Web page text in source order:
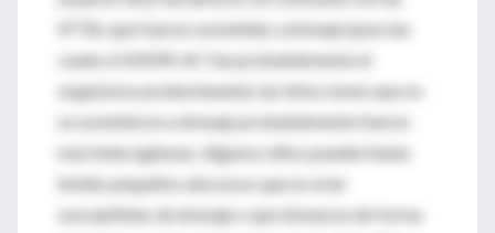
IPTBs que fueron sometidas a drenaje (para las
cuales el SAMR-AC fue probablemente el
organismo predominante), las infecciones que no
se sometieron a drenaje probablemente fueron
más heterogéneas. Algunos niños pueden haber
tenido pequeños abscesos que no eran
susceptibles de drenaje o que drenaron de forma